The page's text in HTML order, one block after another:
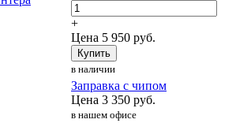
+
Цена 5 950 руб.
Купить
в наличии
Заправка с чипом
Цена 3 350 руб.
в нашем офисе